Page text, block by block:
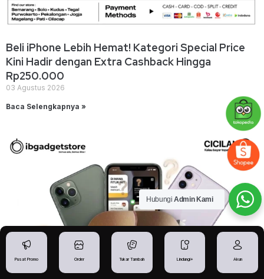
Beli iPhone Lebih Hemat! Kategori Special Price
Kini Hadir dengan Extra Cashback Hingga
Rp250.000
03 Agustus 2026
Baca Selengkapnya »
Pusat Promo Order Tukar Tambah Lindungi+ Akun
Hubungi Admin Kami